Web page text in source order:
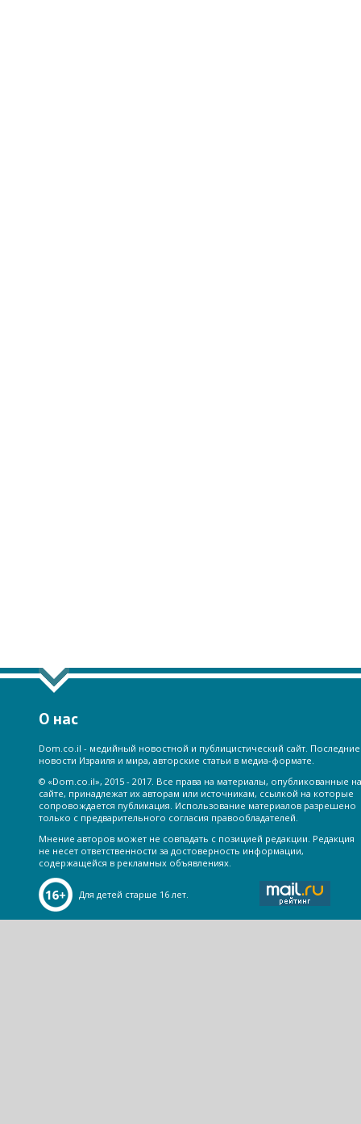
О нас
Dom.co.il - медийный новостной и публицистический сайт. Последние
новости Израиля и мира, авторские статьи в медиа-формате.
© «Dom.co.il», 2015 - 2017. Все права на материалы, опубликованные на
сайте, принадлежат их авторам или источникам, ссылкой на которые
сопровождается публикация. Использование материалов разрешено
только с предварительного согласия правообладателей.
Мнение авторов может не совпадать с позицией редакции. Редакция
не несет ответственности за достоверность информации,
содержащейся в рекламных объявлениях.
Для детей старше 16 лет.